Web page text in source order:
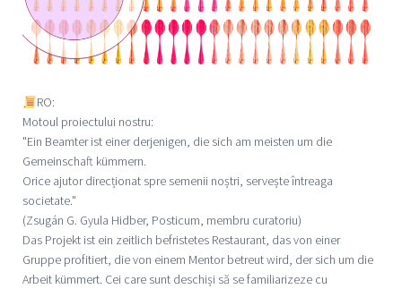
RO:
Motoul proiectului nostru:
"Ein Beamter ist einer derjenigen, die sich am meisten um die
Gemeinschaft kümmern.
Orice ajutor direcționat spre semenii noștri, servește întreaga
societate."
(Zsugán G. Gyula Hidber, Posticum, membru curatoriu)
Das Projekt ist ein zeitlich befristetes Restaurant, das von einer
Gruppe profitiert, die von einem Mentor betreut wird, der sich um die
Arbeit kümmert. Cei care sunt deschiși să se familiarizeze cu